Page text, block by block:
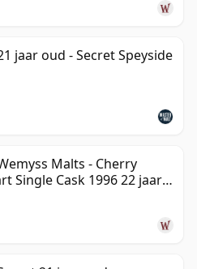
jaar oud - Secret Speyside
Malts - Cherry
Single Cask 1996 22 jaar